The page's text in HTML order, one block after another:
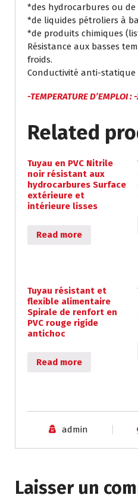
*des hydrocarbures ou
*de liquides pétroliers à
*de produits chimiques
Résistance aux basses
froids.
Conductivité anti-statique
-TEMPERATURE D’EMPLOI :
Related
Tuyau en PVC Nitrile
noir résistant aux
hydrocarbures Surface
extérieure et
intérieure lisses
Read more
Tuyau résistant et
flexible alimentaire
Spirale de renfort en
PVC rouge rigide
antichoc
Read more
admin
Laisser un